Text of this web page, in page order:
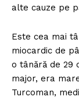
alte cauze pe
Este cea mai
miocardic de
o tânără de 29
major, era
Turcoman,